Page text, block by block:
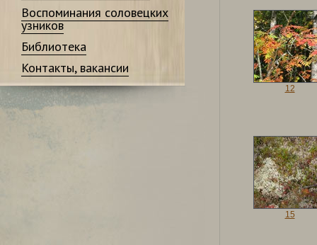
Воспоминания соловецких
узников
Библиотека
Контакты, вакансии
12
15